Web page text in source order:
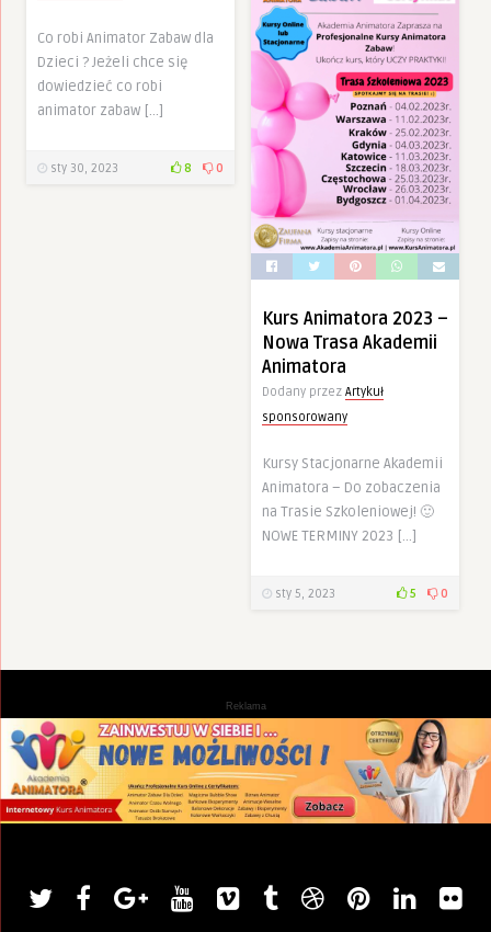
Co robi Animator Zabaw dla
Dzieci ? Jeżeli chce się
dowiedzieć co robi
animator zabaw […]
sty 30, 2023 8 0
Kurs Animatora 2023 –
Nowa Trasa Akademii
Animatora
Dodany przez Artykuł
sponsorowany
Kursy Stacjonarne Akademii
Animatora – Do zobaczenia
na Trasie Szkoleniowej! 🙂
NOWE TERMINY 2023 […]
sty 5, 2023 5 0
Reklama